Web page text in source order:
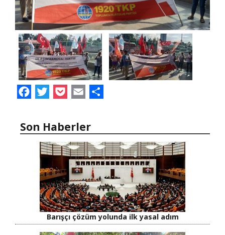
FacebookTwitterPocketEmail
Son Haberler
Barışçı çözüm yolunda ilk yasal adım